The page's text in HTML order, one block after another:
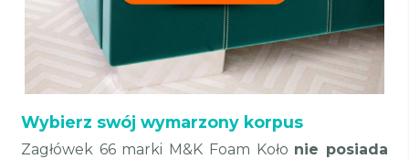
Wybierz swój wymarzony korpus
Zagłówek 66 marki M&K Foam Koło nie posiada